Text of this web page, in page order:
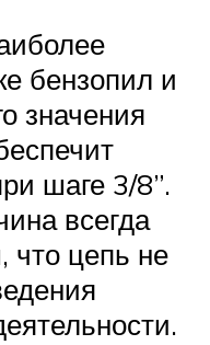
бензопил и
значения
шаге 3/8”.
всегда
что цепь не